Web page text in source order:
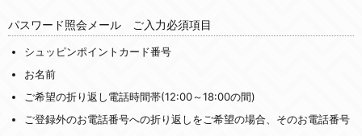
パスワード照会メール ご入力必須項目
シュッピンポイントカード番号
お名前
ご希望の折り返し電話時間帯(12:00～18:00の間)
ご登録外のお電話番号への折り返しをご希望の場合、そのお電話番号